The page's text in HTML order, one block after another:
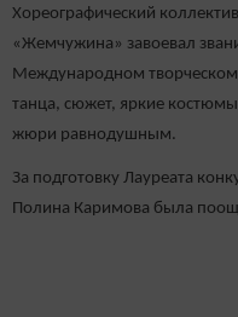
Хореографический
«Жемчужина» завоевал
Международном творческом
танца, сюжет, яркие
жюри равнодушным.
За подготовку Лауреата
Полина Каримова была